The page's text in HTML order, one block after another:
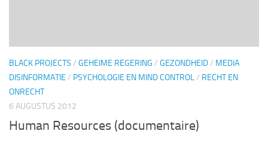
BLACK PROJECTS / GEHEIME REGERING / GEZONDHEID/ MEDIA
DISINFORMATIE / PSYCHOLOGIE EN MIND CONTROL/ RECHT EN
ONRECHT
6 AUGUSTUS 2012
Human Resources (documentaire)